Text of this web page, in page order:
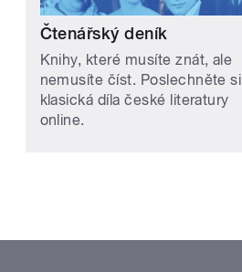
Čtenářský deník
Knihy, které musíte znát, ale
nemusíte číst. Poslechněte si
klasická díla české literatury
online.